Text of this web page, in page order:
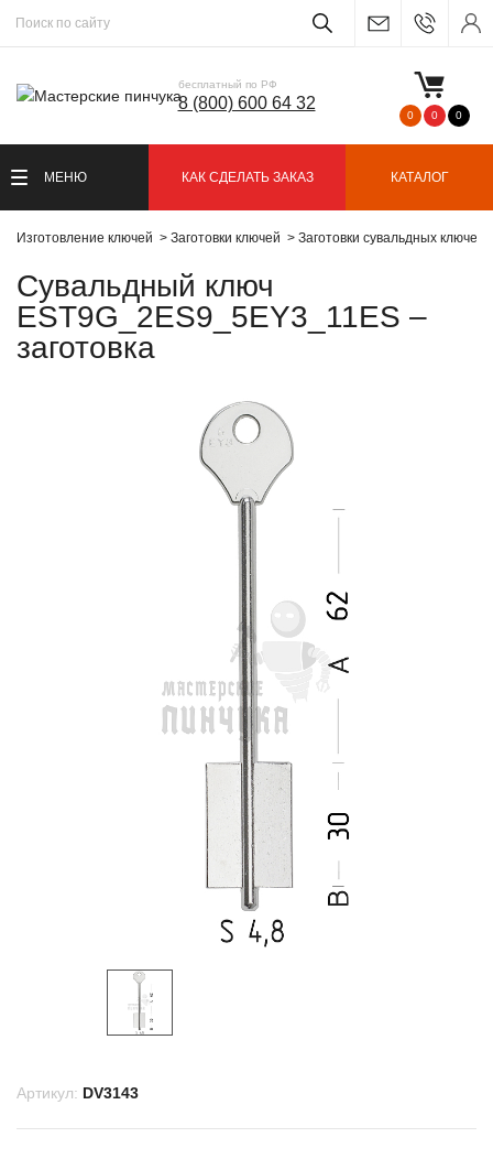
бесплатный по РФ
8 (800) 600 64 32
0 0 0
МЕНЮ КАК СДЕЛАТЬ ЗАКАЗ КАТАЛОГ
Изготовление ключей Заготовки ключей Заготовки сувальдных ключей
Сувальдный ключ
EST9G_2ES9_5EY3_11ES –
заготовка
Артикул: DV3143